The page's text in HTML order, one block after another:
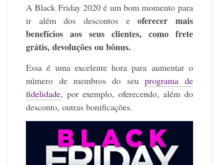
A Black Friday 2020 é um bom momento para
ir além dos descontos eoferecer mais
benefícios aos seus clientes, como frete
grátis, devoluções ou bônus.
Essa é uma excelente hora para aumentar o
número de membros do seuprograma de
fidelidade, por exemplo, oferecendo, além do
desconto, outras bonificações.